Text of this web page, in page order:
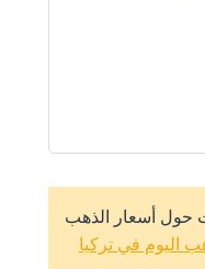
حول أسعار الذهب
اليوم في تركيا